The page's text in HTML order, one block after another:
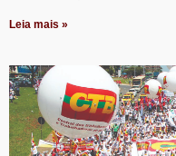
Leia mais »